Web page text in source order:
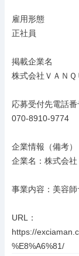
雇用形態
正社員
掲載企業名
株式会社ＶＡＮＱ
応募受付先電話番
070-8910-9774
企業情報（備考）
企業名：株式会社
事業内容：美容
URL：
https://
%E8%A6%81/